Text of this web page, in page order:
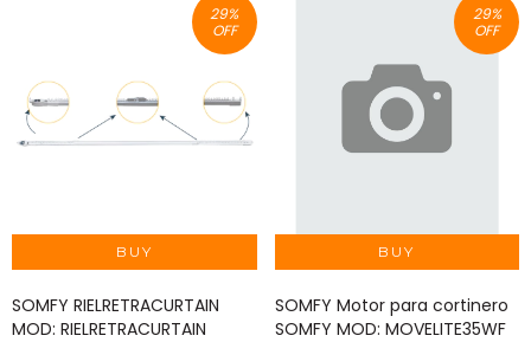
29%
OFF
SOMFY RIELRETRACURTAIN
MOD: RIELRETRACURTAIN
29%
OFF
SOMFY Motor para cortinero
SOMFY MOD: MOVELITE35WF